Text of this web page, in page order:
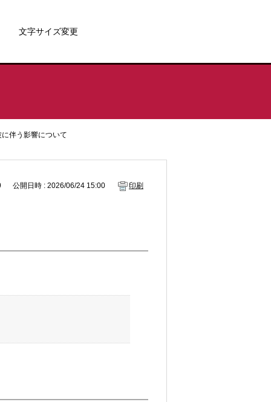
文字サイズ変更
伴う影響について
公開日時 : 2026/06/24 15:00 印刷